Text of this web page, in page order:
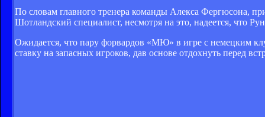
По словам главного тренера команды Алекса Фергюсона,
Шотландский специалист, несмотря на это, надеется, что
Ожидается, что пару форвардов «МЮ» в игре с немецким
ставку на запасных игроков, дав основе отдохнуть перед